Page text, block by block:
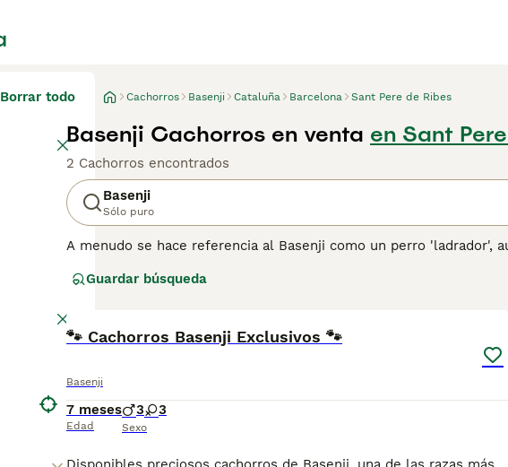
Borrar todo Cachorros Basenji Cataluña Barcelona Sant Pere de Ribes
Basenji Cachorros en venta en Sant
2 Cachorros encontrados
Basenji
Sólo puro
A menudo se hace referencia al Basenji como un perro 'ladrador',
parecidos a los gatos que a otros perros, y pasarán horas
Lee nuestrapágina de consejos de compra de Basenji para
Guardar búsqueda
🐾 Cachorros Basenji Exclusivos 🐾
Basenji
7 meses
Edad
3 3
Sexo